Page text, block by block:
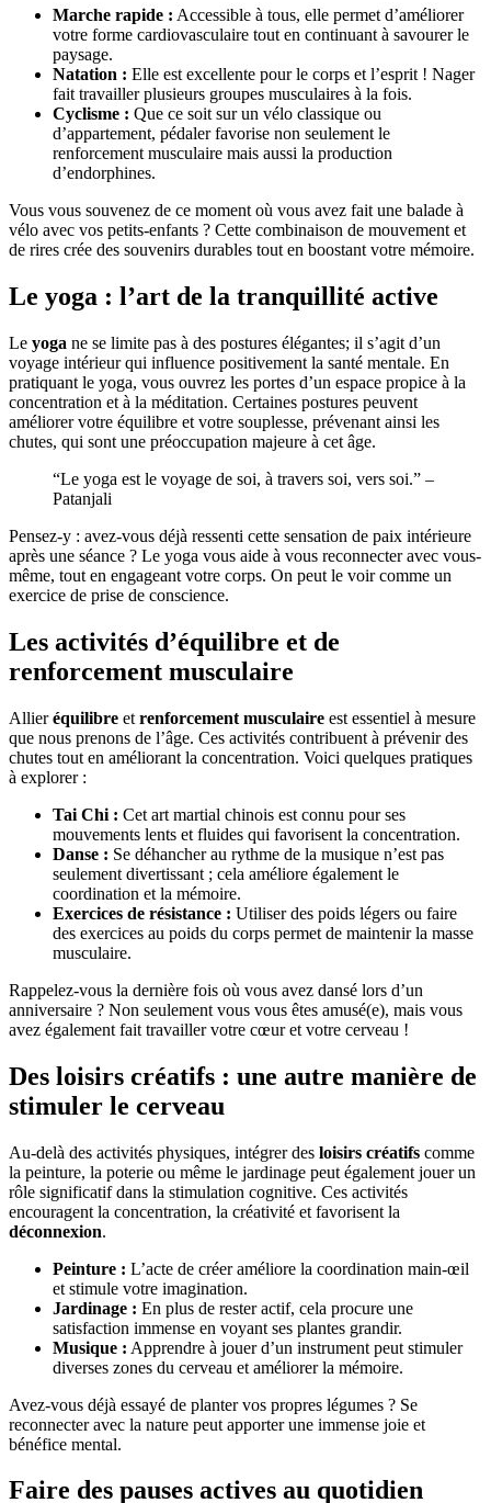
Marche rapide : Accessible à tous, elle permet d’améliorer
votre forme cardiovasculaire tout en continuant à savourer le
paysage.
Natation : Elle est excellente pour le corps et l’esprit ! Nager
fait travailler plusieurs groupes musculaires à la fois.
Cyclisme : Que ce soit sur un vélo classique ou
d’appartement, pédaler favorise non seulement le
renforcement musculaire mais aussi la production
d’endorphines.
Vous vous souvenez de ce moment où vous avez fait une balade à
vélo avec vos petits-enfants ? Cette combinaison de mouvement et
de rires crée des souvenirs durables tout en boostant votre mémoire.
Le yoga : l’art de la tranquillité active
Le yoga ne se limite pas à des postures élégantes; il s’agit d’un
voyage intérieur qui influence positivement la santé mentale. En
pratiquant le yoga, vous ouvrez les portes d’un espace propice à la
concentration et à la méditation. Certaines postures peuvent
améliorer votre équilibre et votre souplesse, prévenant ainsi les
chutes, qui sont une préoccupation majeure à cet âge.
“Le yoga est le voyage de soi, à travers soi, vers soi.” –
Patanjali
Pensez-y : avez-vous déjà ressenti cette sensation de paix intérieure
après une séance ? Le yoga vous aide à vous reconnecter avec vous-
même, tout en engageant votre corps. On peut le voir comme un
exercice de prise de conscience.
Les activités d’équilibre et de
renforcement musculaire
Allieréquilibre et renforcement musculaire est essentiel à mesure
que nous prenons de l’âge. Ces activités contribuent à prévenir des
chutes tout en améliorant la concentration. Voici quelques pratiques
à explorer :
Tai Chi : Cet art martial chinois est connu pour ses
mouvements lents et fluides qui favorisent la concentration.
Danse : Se déhancher au rythme de la musique n’est pas
seulement divertissant ; cela améliore également le
coordination et la mémoire.
Exercices de résistance : Utiliser des poids légers ou faire
des exercices au poids du corps permet de maintenir la masse
musculaire.
Rappelez-vous la dernière fois où vous avez dansé lors d’un
anniversaire ? Non seulement vous vous êtes amusé(e), mais vous
avez également fait travailler votre cœur et votre cerveau !
Des loisirs créatifs : une autre manière de
stimuler le cerveau
Au-delà des activités physiques, intégrer des loisirs créatifs comme
la peinture, la poterie ou même le jardinage peut également jouer un
rôle significatif dans la stimulation cognitive. Ces activités
encouragent la concentration, la créativité et favorisent la
déconnexion.
Peinture : L’acte de créer améliore la coordination main-œil
et stimule votre imagination.
Jardinage : En plus de rester actif, cela procure une
satisfaction immense en voyant ses plantes grandir.
Musique : Apprendre à jouer d’un instrument peut stimuler
diverses zones du cerveau et améliorer la mémoire.
Avez-vous déjà essayé de planter vos propres légumes ? Se
reconnecter avec la nature peut apporter une immense joie et
bénéfice mental.
Faire des pauses actives au quotidien